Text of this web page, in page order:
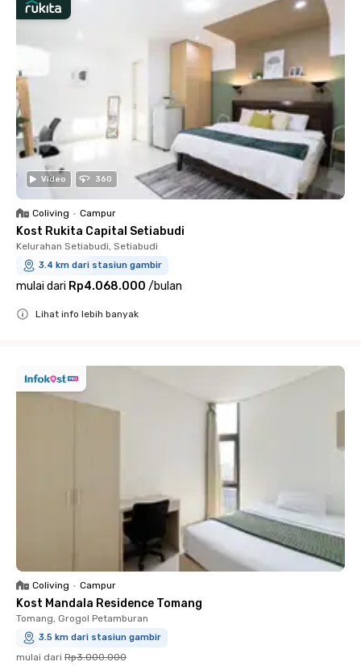
Video 360
Coliving • Campur
Kost Rukita Capital Setiabudi
Kelurahan Setiabudi, Setiabudi
3.4 km dari stasiun gambir
mulai dari Rp4.068.000 /bulan
Lihat info lebih banyak
Coliving • Campur
Kost Mandala Residence Tomang
Tomang, Grogol Petamburan
3.5 km dari stasiun gambir
mulai dari Rp3.000.000